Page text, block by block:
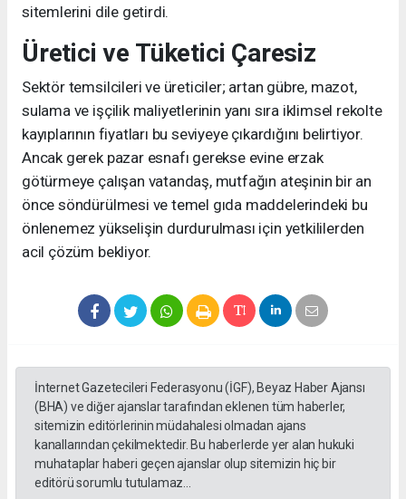
sitemlerini dile getirdi.
Üretici ve Tüketici Çaresiz
Sektör temsilcileri ve üreticiler; artan gübre, mazot,
sulama ve işçilik maliyetlerinin yanı sıra iklimsel rekolte
kayıplarının fiyatları bu seviyeye çıkardığını belirtiyor.
Ancak gerek pazar esnafı gerekse evine erzak
götürmeye çalışan vatandaş, mutfağın ateşinin bir an
önce söndürülmesi ve temel gıda maddelerindeki bu
önlenemez yükselişin durdurulması için yetkililerden
acil çözüm bekliyor.
İnternet Gazetecileri Federasyonu (İGF), Beyaz Haber Ajansı
(BHA) ve diğer ajanslar tarafından eklenen tüm haberler,
sitemizin editörlerinin müdahalesi olmadan ajans
kanallarından çekilmektedir. Bu haberlerde yer alan hukuki
muhataplar haberi geçen ajanslar olup sitemizin hiç bir
editörü sorumlu tutulamaz...